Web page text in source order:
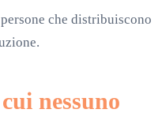
che distribuiscono
nessuno